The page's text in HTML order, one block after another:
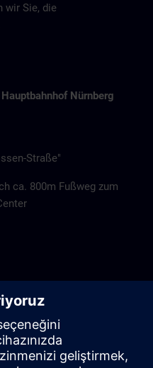
wir Sie, die
Nürnberg
Straße"
ca. 800m Fußweg zum
Sie unentgeltlich.